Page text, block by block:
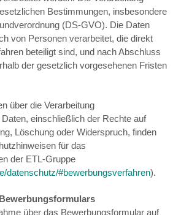
Bestimmungen, insbesondere
(DS-GVO). Die Daten
von Personen verarbeitet, die direkt
beteiligt sind, und nach Abschluss
der gesetzlich vorgesehenen Fristen
über die Verarbeitung
einschließlich der Rechte auf
Löschung oder Widerspruch, finden
für das
der ETL-Gruppe
datenschutz/#bewerbungsverfahren).
über das Bewerbungsformular auf